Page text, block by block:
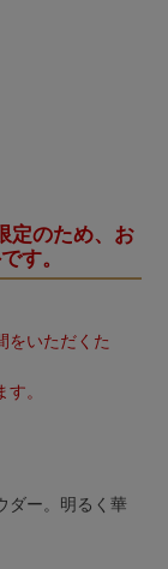
定のため、お
す。
をいただくた
。
ダー。明るく華